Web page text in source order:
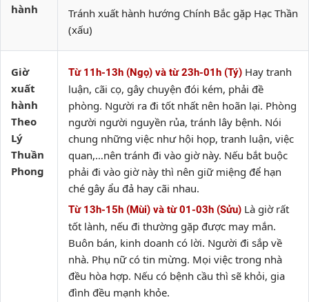
hành
Tránh xuất hành hướng Chính Bắc gặp Hạc Thần
(xấu)
Giờ
xuất
hành
Theo
Lý
Thuần
Phong
Từ 11h-13h (Ngọ) và từ 23h-01h (Tý) Hay tranh
luận, cãi cọ, gây chuyện đói kém, phải đề
phòng. Người ra đi tốt nhất nên hoãn lại. Phòng
người người nguyền rủa, tránh lây bệnh. Nói
chung những việc như hội họp, tranh luận, việc
quan,…nên tránh đi vào giờ này. Nếu bắt buộc
phải đi vào giờ này thì nên giữ miệng để hạn
ché gây ẩu đả hay cãi nhau.
Từ 13h-15h (Mùi) và từ 01-03h (Sửu) Là giờ rất
tốt lành, nếu đi thường gặp được may mắn.
Buôn bán, kinh doanh có lời. Người đi sắp về
nhà. Phụ nữ có tin mừng. Mọi việc trong nhà
đều hòa hợp. Nếu có bệnh cầu thì sẽ khỏi, gia
đình đều mạnh khỏe.